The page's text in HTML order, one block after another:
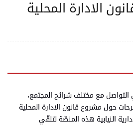
الادارة المحلية
مع مختلف شرائح المجتمع،
حول مشروع قانون الادارة المحلية
الادارية النيابية هذه المنصّة لتلقّي